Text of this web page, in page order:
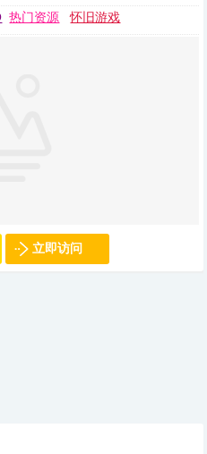
热门资源 怀旧游戏
立即访问